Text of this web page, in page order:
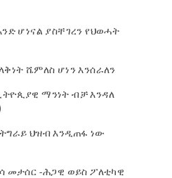
ሆነናል ያስቸገረን የህወሓት
ሼምለስ ሆነን እንሰራለን
ማንነት ብቻ እንዳለ
ህዝብ እንዲጠፋ ነው
መታሰር -ሕጋዊ ወይስ ፖለቲካዊ